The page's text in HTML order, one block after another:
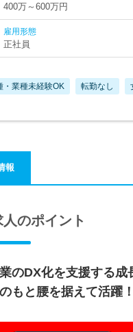
400万～600万円
雇用形態
正社員
・業種未経験OK 転勤なし
報
人のポイント
業のDX化を支援する
もと腰を据えて活躍！